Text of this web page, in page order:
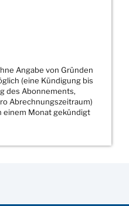
Angabe von Gründen
(eine Kündigung bis
des Abonnements,
Abrechnungszeitraum)
einem Monat gekündigt